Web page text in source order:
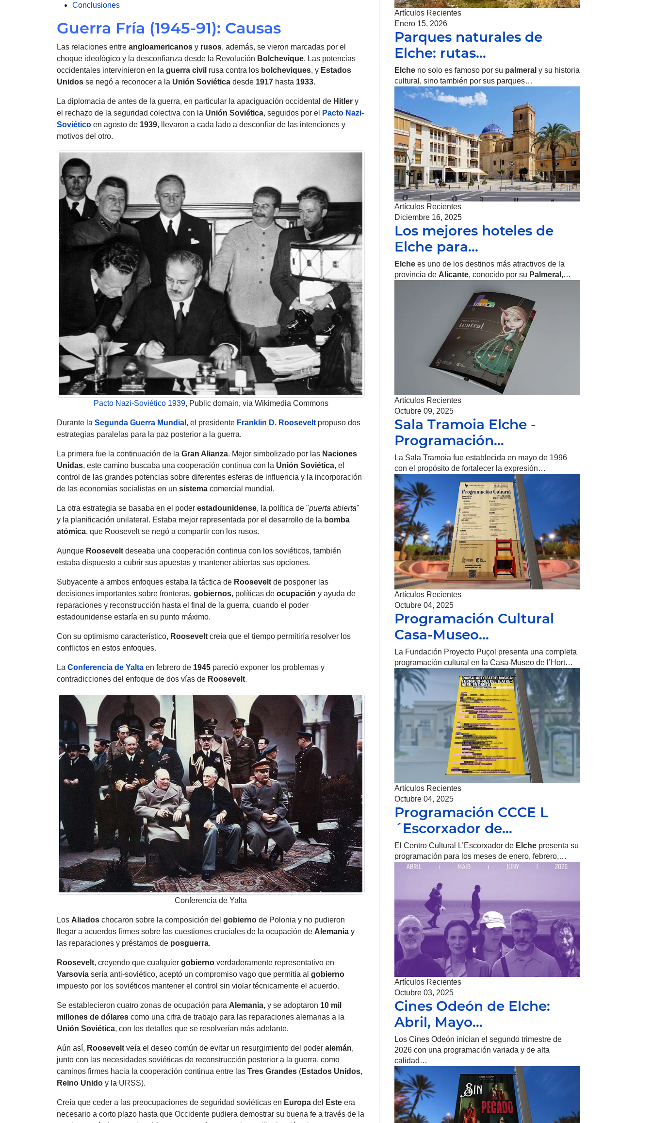
Conclusiones
Guerra Fría (1945-91): Causas
Las relaciones entre angloamericanos y rusos, además, se vieron marcadas por el
choque ideológico y la desconfianza desde la Revolución Bolchevique. Las potencias
occidentales intervinieron en la guerra civil rusa contra los bolcheviques, y Estados
Unidos se negó a reconocer a la Unión Soviética desde 1917 hasta 1933.
La diplomacia de antes de la guerra, en particular la apaciguación occidental de Hitler y
el rechazo de la seguridad colectiva con la Unión Soviética, seguidos por el
Pacto Nazi-
Soviético en agosto de 1939, llevaron a cada lado a desconfiar de las intenciones y
motivos del otro.
Pacto Nazi-Soviético 1939, Public domain, via Wikimedia Commons
Durante la Segunda Guerra Mundial , el presidente Franklin D. Roosevelt propuso dos
estrategias paralelas para la paz posterior a la guerra.
La primera fue la continuación de la Gran Alianza. Mejor simbolizado por las Naciones
Unidas, este camino buscaba una cooperación continua con la Unión Soviética, el
control de las grandes potencias sobre diferentes esferas de influencia y la incorporación
de las economías socialistas en un sistema comercial mundial.
La otra estrategia se basaba en el poder estadounidense, la política de "puerta abierta"
y la planificación unilateral. Estaba mejor representada por el desarrollo de la bomba
atómica, que Roosevelt se negó a compartir con los rusos.
Aunque Roosevelt deseaba una cooperación continua con los soviéticos, también
estaba dispuesto a cubrir sus apuestas y mantener abiertas sus opciones.
Subyacente a ambos enfoques estaba la táctica de Roosevelt de posponer las
decisiones importantes sobre fronteras, gobiernos, políticas de ocupación y ayuda de
reparaciones y reconstrucción hasta el final de la guerra, cuando el poder
estadounidense estaría en su punto máximo.
Con su optimismo característico, Roosevelt creía que el tiempo permitiría resolver los
conflictos en estos enfoques.
La Conferencia de Yalta en febrero de 1945 pareció exponer los problemas y
contradicciones del enfoque de dos vías de Roosevelt.
Conferencia de Yalta
Los Aliados chocaron sobre la composición del gobierno de Polonia y no pudieron
llegar a acuerdos firmes sobre las cuestiones cruciales de la ocupación de Alemania y
las reparaciones y préstamos de posguerra.
Roosevelt, creyendo que cualquier gobierno verdaderamente representativo en
Varsovia sería anti-soviético, aceptó un compromiso vago que permitía al gobierno
impuesto por los soviéticos mantener el control sin violar técnicamente el acuerdo.
Se establecieron cuatro zonas de ocupación para Alemania, y se adoptaron 10 mil
millones de dólares como una cifra de trabajo para las reparaciones alemanas a la
Unión Soviética, con los detalles que se resolverían más adelante.
Aún así, Roosevelt veía el deseo común de evitar un resurgimiento del poder alemán,
junto con las necesidades soviéticas de reconstrucción posterior a la guerra, como
caminos firmes hacia la cooperación continua entre las Tres Grandes (Estados Unidos,
Reino Unido y la URSS).
Creía que ceder a las preocupaciones de seguridad soviéticas en Europa del Este era
necesario a corto plazo hasta que Occidente pudiera demostrar su buena fe a través de la
Artículos Recientes
Enero 15, 2026
Parques naturales de
Elche: rutas…
Elche no solo es famoso por su palmeral y su historia
cultural, sino también por sus parques…
Artículos Recientes
Diciembre 16, 2025
Los mejores hoteles de
Elche para…
Elche es uno de los destinos más atractivos de la
provincia de Alicante, conocido por su Palmeral ,…
Artículos Recientes
Octubre 09, 2025
Sala Tramoia Elche -
Programación…
La Sala Tramoia fue establecida en mayo de 1996
con el propósito de fortalecer la expresión…
Artículos Recientes
Octubre 04, 2025
Programación Cultural
Casa-Museo…
La Fundación Proyecto Puçol presenta una completa
programación cultural en la Casa-Museo de l’Hort…
Artículos Recientes
Octubre 04, 2025
Programación CCCE L
´Escorxador de…
El Centro Cultural L’Escorxador de Elche presenta su
programación para los meses de enero, febrero,…
Artículos Recientes
Octubre 03, 2025
Cines Odeón de Elche:
Abril, Mayo…
Los Cines Odeón inician el segundo trimestre de
2026 con una programación variada y de alta
calidad…